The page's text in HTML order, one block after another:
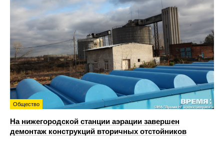
Общество
На нижегородской станции аэрации завершен
демонтаж конструкций вторичных отстойников